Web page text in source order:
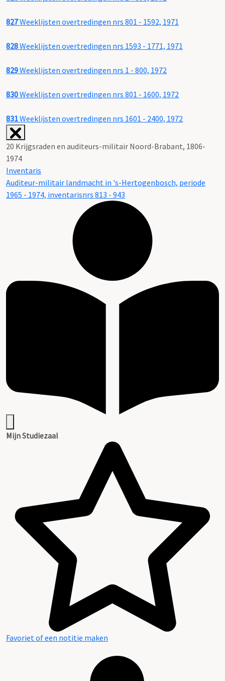
827Weeklijsten overtredingen nrs 801 - 1592, 1971
828Weeklijsten overtredingen nrs 1593 - 1771, 1971
829Weeklijsten overtredingen nrs 1 - 800, 1972
830Weeklijsten overtredingen nrs 801 - 1600, 1972
831Weeklijsten overtredingen nrs 1601 - 2400, 1972
20 Krijgsraden en auditeurs-militair Noord-Brabant, 1806-
1974
Inventaris
Auditeur-militair landmacht in 's-Hertogenbosch, periode
1965 - 1974, inventarisnrs 813 - 943
Mijn Studiezaal
Favoriet of een notitie maken